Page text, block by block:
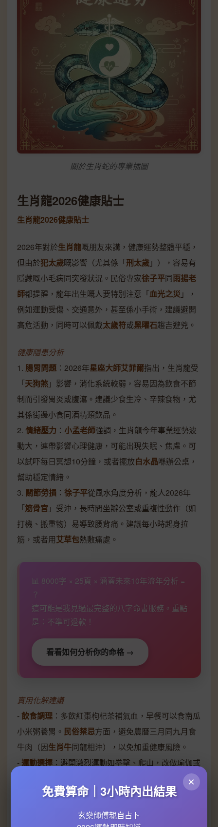
關於生肖蛇的專業插圖
生肖龍2026健康貼士
生肖龍2026健康貼士
2026年對於生肖龍嘅朋友來講，健康運勢整體平穩，
但由於犯太歲嘅影響（尤其係「刑太歲」），容易有
隱藏嘅小毛病同突發狀況。民俗專家徐子平同雨揚老
師都提醒，龍年出生嘅人要特別注意「血光之災 」，
例如運動受傷、交通意外，甚至係小手術，建議避開
高危活動，同時可以佩戴太歲符或黑曜石趨吉避兇。
健康隱患分析
1. 腸胃問題 ：2026年星座大師艾菲爾指出，生肖龍受
「天狗煞」影響，消化系統較弱，容易因為飲食不節
制而引發胃炎或腹瀉。建議少食生冷、辛辣食物，尤
其係街邊小食同酒精類飲品。
2. 情緒壓力 ： 小孟老師強調，生肖龍今年事業運勢波
動大，連帶影響心理健康，可能出現失眠、焦慮。可
以試吓每日冥想10分鐘，或者擺放白水晶喺辦公桌，
幫助穩定情緒。
3. 關節勞損 ： 徐子平從風水角度分析，龍人2026年
「筋骨宮」受沖，長時間坐辦公室或重複性動作（如
打機、搬重物）易導致腰背痛。建議每小時起身拉
筋，或者用艾草包熱敷痛處。
📊 8000字 × 25頁 × 涵蓋未來10年流年分析 =
？
這可能是我見過最完整的八字命書服務。重點
是：不準可退款！
看看如何分析你的命格 →
實用化解建議
-飲食調理 ：多飲紅棗枸杞茶補氣血，早餐可以食南瓜
小米粥養胃。 民俗禁忌方面，避免農曆三月同九月食
牛肉（因生肖牛同龍相沖），以免加重健康風險。
- 運動選擇 ：避開激烈運動如拳擊、爬山，改做瑜伽或
游泳呢類低衝擊活動。如果真係要跑步，記得戴護
膝，減輕膝蓋負擔。
：喺屋企東南方（2026年
×
免費算命｜3小時內出結果
玄燊師傅親自占卜